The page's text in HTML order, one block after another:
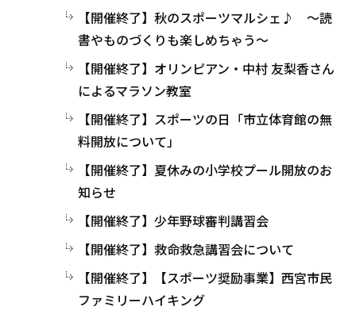
【開催終了】秋のスポーツマルシェ♪ ～読
書やものづくりも楽しめちゃう～
【開催終了】オリンピアン・中村 友梨香さん
によるマラソン教室
【開催終了】スポーツの日「市立体育館の無
料開放について」
【開催終了】夏休みの小学校プール開放のお
知らせ
【開催終了】少年野球審判講習会
【開催終了】救命救急講習会について
【開催終了】【スポーツ奨励事業】西宮市民
ファミリーハイキング